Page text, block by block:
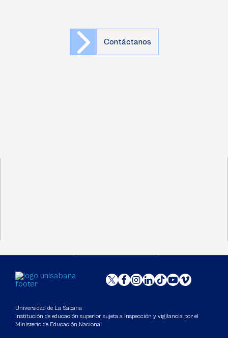
Contáctanos
Universidad de La Sabana
Institución de educación superior sujeta a inspección y vigilancia por el
Ministerio de Educación Nacional